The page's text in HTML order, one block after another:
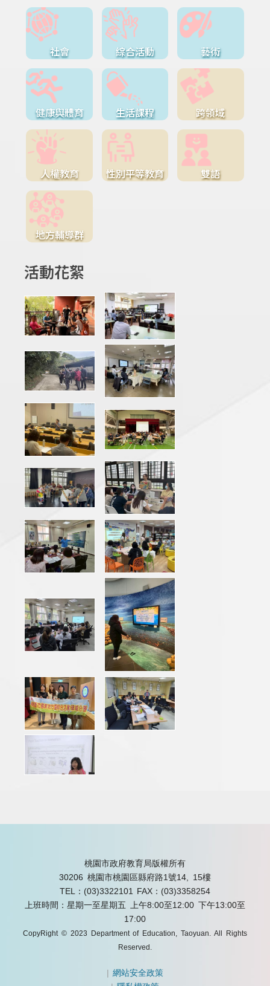
社會 綜合活動 藝術
健康與體育 生活課程 跨領域
人權教育 性別平等教育 雙語
地方輔導群
活動花絮
桃園市政府教育局版權所有
30206 桃園市桃園區縣府路1號14, 15樓
TEL：(03)3322101
FAX：(03)3358254
上班時間：星期一至星期五 上午8:00至12:00 下午13:00至
17:00
CopyRight © 2023 Department of Education, Taoyuan. All Rights
Reserved.
|網站安全政策